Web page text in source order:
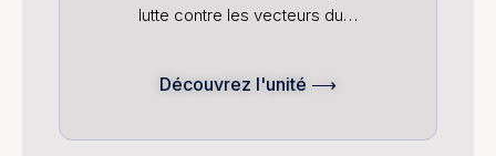
lutte contre les vecteurs du…
Découvrez l'unité ⟶